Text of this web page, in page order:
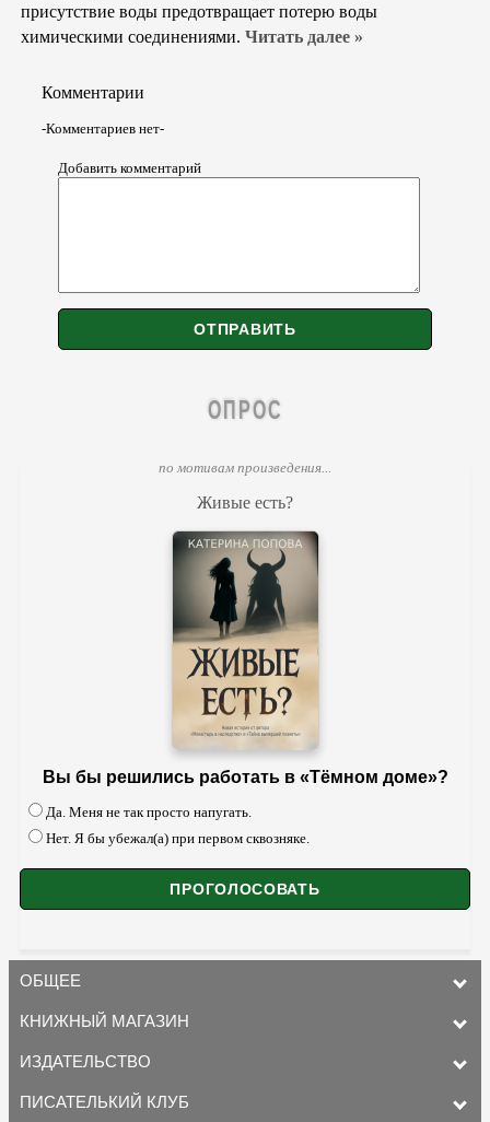
присутствие воды предотвращает потерю воды
химическими соединениями. Читать далее »
Комментарии
-Комментариев нет-
Добавить комментарий
ОПРОС
по мотивам произведения...
Живые есть?
Вы бы решились работать в «Тёмном доме»?
Да. Меня не так просто напугать.
Нет. Я бы убежал(а) при первом сквозняке.
ОБЩЕЕ
КНИЖНЫЙ МАГАЗИН
ИЗДАТЕЛЬСТВО
ПИСАТЕЛЬКИЙ КЛУБ